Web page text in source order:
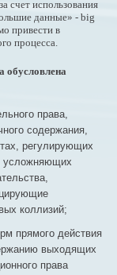
счет использования
данные» - big
привести в
процесса.
обусловлена
права,
содержания,
регулирующих
усложняющих
коллизий;
прямого действия
выходящих
права